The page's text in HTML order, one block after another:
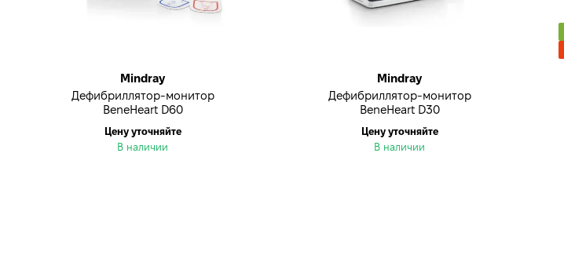
Mindray
Дефибриллятор-монитор
BeneHeart D60
Цену уточняйте
В наличии
Mindray
Дефибриллятор-монитор
BeneHeart D30
Цену уточняйте
В наличии